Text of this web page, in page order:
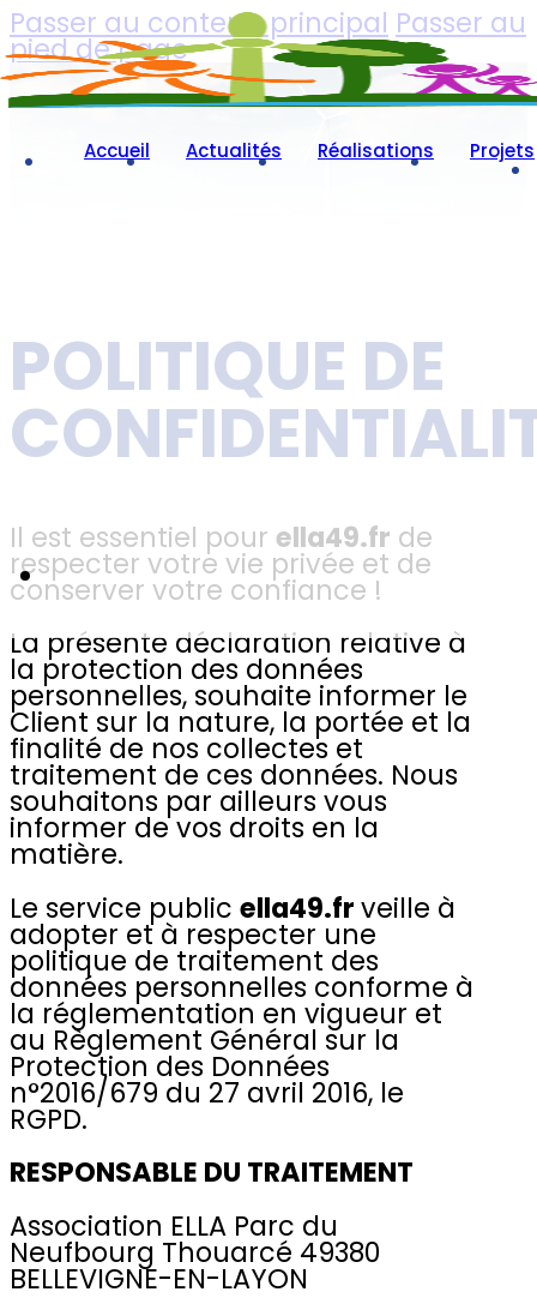
Passer au contenu principal Passer au
pied de page
Accueil Actualités Réalisations Projets
POLITIQUE DE
Il est essentiel pour ella49.fr de
respecter votre vie privée et de
conserver votre confiance !
La présente déclaration relative à
la protection des données
personnelles, souhaite informer le
Client sur la nature, la portée et la
finalité de nos collectes et
traitement de ces données. Nous
souhaitons par ailleurs vous
informer de vos droits en la
matière.
Le service public ella49.frveille à
adopter et à respecter une
politique de traitement des
données personnelles conforme à
la réglementation en vigueur et
au Règlement Général sur la
Protection des Données
n°2016/679 du 27 avril 2016, le
RGPD.
RESPONSABLE DU TRAITEMENT
Association ELLA Parc du
Neufbourg Thouarcé 49380
BELLEVIGNE-EN-LAYON